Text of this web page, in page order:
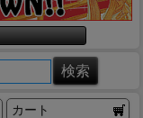
カート